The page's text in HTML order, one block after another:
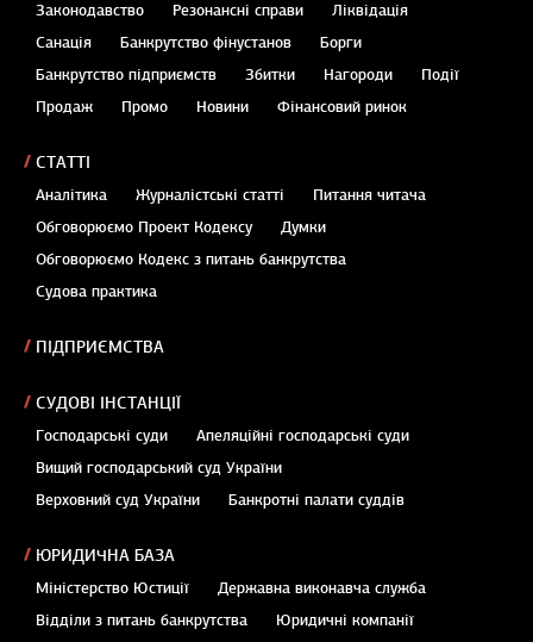
Законодавство Резонансні справи
Ліквідація
Санація
Банкрутство фінустанов
Борги
Банкрутство підприємств
Збитки Нагороди
Події
Продаж
Промо Новини Фінансовий ринок
СТАТТІ
Аналітика Журналістські статті
Питання читача
Обговорюємо Проект Кодексу
Думки
Обговорюємо Кодекс з питань банкрутства
Судова практика
ПІДПРИЄМСТВА
СУДОВІ ІНСТАНЦІЇ
Господарські суди
Апеляційні господарські суди
Вищий господарський суд України
Верховний суд України
Банкротні палати суддів
ЮРИДИЧНА БАЗА
Міністерство Юстиції
Державна виконавча служба
Відділи з питань банкрутства
Юридичні компанії